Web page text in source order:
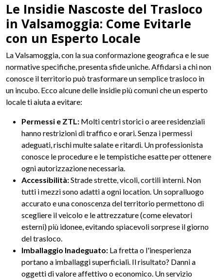
Le Insidie Nascoste del Trasloco
in Valsamoggia: Come Evitarle
con un Esperto Locale
La Valsamoggia, con la sua conformazione geografica e le sue
normative specifiche, presenta sfide uniche. Affidarsi a chi non
conosce il territorio può trasformare un semplice trasloco in
un incubo. Ecco alcune delle insidie più comuni che un esperto
locale ti aiuta a evitare:
Permessi e ZTL: Molti centri storici o aree residenziali
hanno restrizioni di traffico e orari. Senza i permessi
adeguati, rischi multe salate e ritardi. Un professionista
conosce le procedure e le tempistiche esatte per ottenere
ogni autorizzazione necessaria.
Accessibilità:Strade strette, vicoli, cortili interni. Non
tutti i mezzi sono adatti a ogni location. Un sopralluogo
accurato e una conoscenza del territorio permettono di
scegliere il veicolo e le attrezzature (come elevatori
esterni) più idonee, evitando spiacevoli sorprese il giorno
del trasloco.
Imballaggio Inadeguato: La fretta o l'inesperienza
portano a imballaggi superficiali. Il risultato? Danni a
oggetti di valore affettivo o economico. Un servizio